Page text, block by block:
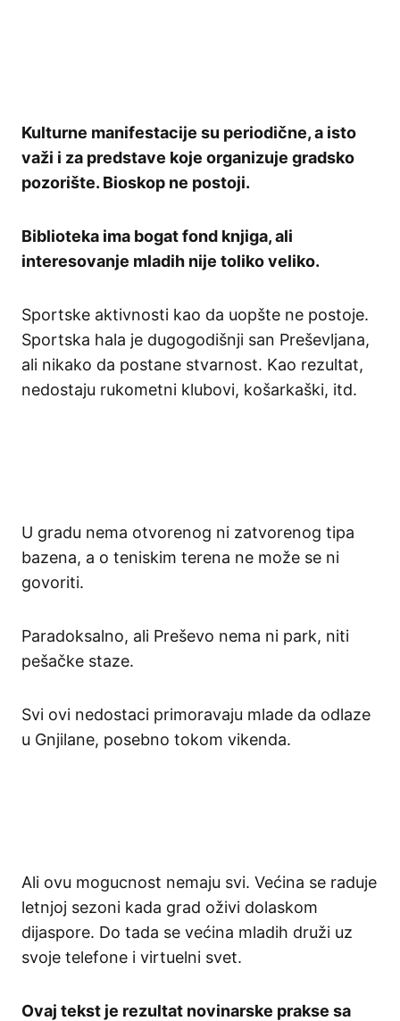
Kulturne manifestacije su periodične, a isto
važi i za predstave koje organizuje gradsko
pozorište. Bioskop ne postoji.
Biblioteka ima bogat fond knjiga, ali
interesovanje mladih nije toliko veliko.
Sportske aktivnosti kao da uopšte ne postoje.
Sportska hala je dugogodišnji san Preševljana,
ali nikako da postane stvarnost. Kao rezultat,
nedostaju rukometni klubovi, košarkaški, itd.
U gradu nema otvorenog ni zatvorenog tipa
bazena, a o teniskim terena ne može se ni
govoriti.
Paradoksalno, ali Preševo nema ni park, niti
pešačke staze.
Svi ovi nedostaci primoravaju mlade da odlaze
u Gnjilane, posebno tokom vikenda.
Ali ovu mogucnost nemaju svi. Većina se raduje
letnjoj sezoni kada grad oživi dolaskom
dijaspore. Do tada se većina mladih druži uz
svoje telefone i virtuelni svet.
Ovaj tekst je rezultat novinarske prakse sa